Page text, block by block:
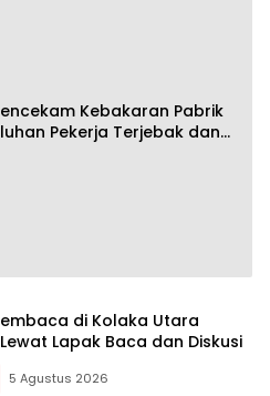
Kebakaran Pabrik
Pekerja Terjebak dan
di Kolaka Utara
Lapak Baca dan Diskusi
5 Agustus 2026